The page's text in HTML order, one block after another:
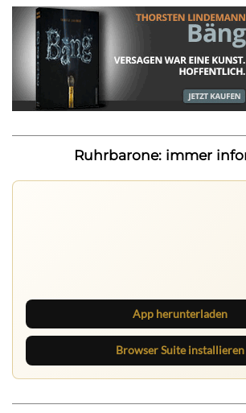
Ruhrbarone: immer
App herunterladen
Browser Suite installieren